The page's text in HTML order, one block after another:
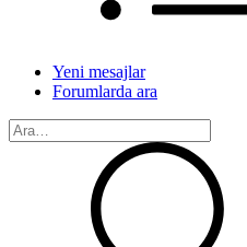
Yeni mesajlar
Forumlarda ara